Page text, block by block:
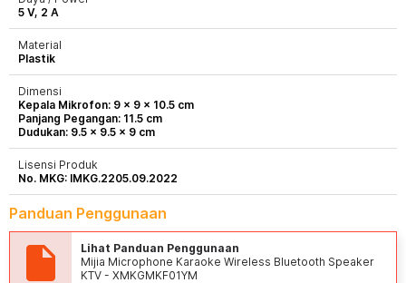
5 V, 2 A
Material
Plastik
Dimensi
Kepala Mikrofon: 9 x 9 x 10.5 cm
Panjang Pegangan: 11.5 cm
Dudukan: 9.5 x 9.5 x 9 cm
Lisensi Produk
No. MKG: IMKG.2205.09.2022
Panduan Penggunaan
Lihat Panduan Penggunaan
Mijia Microphone Karaoke Wireless Bluetooth Speaker
KTV - XMKGMKF01YM